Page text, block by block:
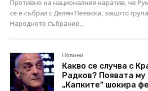
Противно на националния наратив, че
се е събрал с Делян Пеевски, защото
Народното събрание...
Новини
Какво се случва с
Радков? Появата му
„Капките“ шокира